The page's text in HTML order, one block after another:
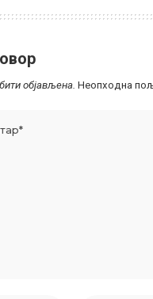
објављена. Неопходна